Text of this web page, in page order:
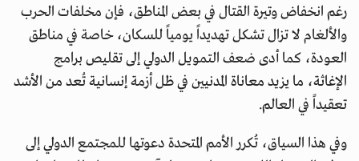
رغم انخفاض وتيرة القتال في بعض المناطق، فإن مخلفات الحرب
والألغام لا تزال تشكل تهديداً يومياً للسكان، خاصة في مناطق
العودة، كما أدى ضعف التمويل الدولي إلى تقليص برامج
الإغاثة، ما يزيد معاناة المدنيين في ظل أزمة إنسانية تُعد من الأشد
تعقيداً في العالم.
وفي هذا السياق، تُكرر الأمم المتحدة دعوتها للمجتمع الدولي إلى